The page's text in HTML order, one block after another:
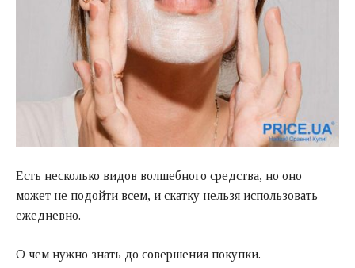
Есть несколько видов волшебного средства, но оно
может не подойти всем, и скатку нельзя использовать
ежедневно.
О чем нужно знать до совершения покупки.